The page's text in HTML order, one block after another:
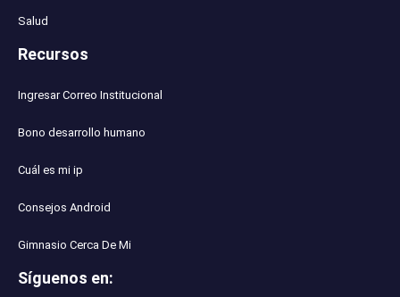
Salud
Recursos
Ingresar Correo Institucional
Bono desarrollo humano
Cuál es mi ip
Consejos Android
Gimnasio Cerca De Mi
Síguenos en: